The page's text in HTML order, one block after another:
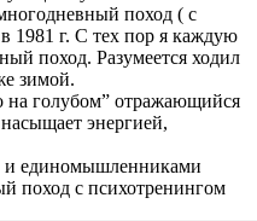
поход ( с
1981 г. С тех пор я каждую
поход. Разумеется ходил
зимой.
на голубом” отражающийся
энергией,
и единомышленниками
поход с психотренингом